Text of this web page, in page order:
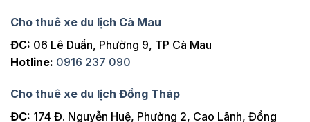
Cho thuê xe du lịch Cà Mau
ĐC: 06 Lê Duẩn, Phường 9, TP Cà Mau
Hotline: 0916 237 090
Cho thuê xe du lịch Đồng Tháp
ĐC: 174 Đ. Nguyễn Huệ, Phường 2, Cao Lãnh, Đồng